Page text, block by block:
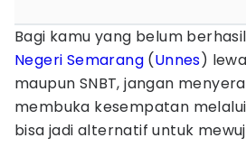
Bagi kamu yang belum
Negeri Semarang (Unnes)
maupun SNBT, jangan
membuka kesempatan melalui
bisa jadi alternatif untuk